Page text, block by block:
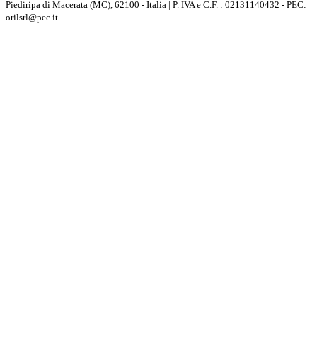
Piediripa di Macerata (MC), 62100 - Italia | P. IVA e C.F. : 02131140432 - PEC:
orilsrl@pec.it